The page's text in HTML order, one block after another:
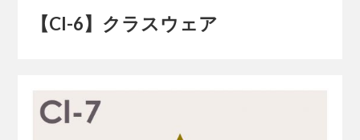
【Cl-6】クラスウェア